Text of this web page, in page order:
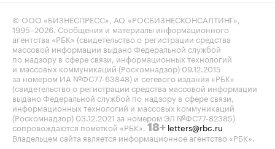
© ООО «БИЗНЕСПРЕСС», АО «РОСБИЗНЕСКОНСАЛТИНГ»,
1995–2026. Сообщения и материалы информационного
агентства «РБК» (свидетельство о регистрации средства
массовой информации выдано Федеральной службой
по надзору в сфере связи, информационных технологий
и массовых коммуникаций (Роскомнадзор) 09.12.2015
за номером ИА №ФС77-63848) и сетевого издания «РБК»
(свидетельство о регистрации средства массовой информации
выдано Федеральной службой по надзору в сфере связи,
информационных технологий и массовых коммуникаций
(Роскомнадзор) 03.12.2021 за номером ЭЛ №ФС77-82385)
сопровождаются пометкой «РБК». 18+ letters@rbc.ru
Владельцем сайта является информационное агентство «РБК».